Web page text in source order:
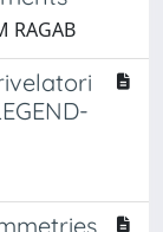
RAGAB